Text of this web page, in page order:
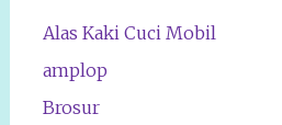
Alas Kaki Cuci Mobil
amplop
Brosur